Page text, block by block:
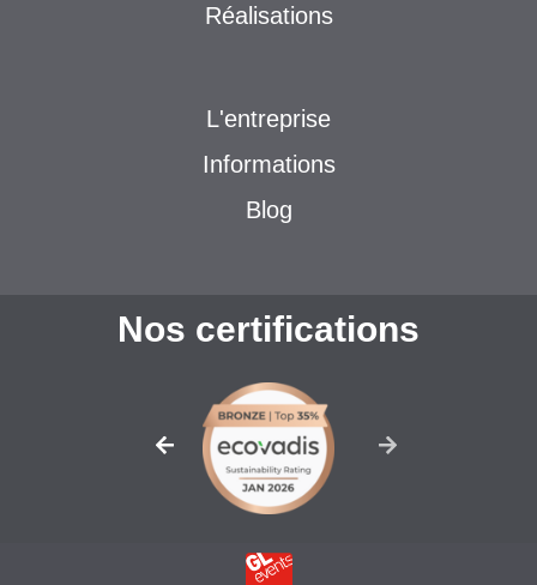
Réalisations
L'entreprise
Informations
Blog
Nos certifications